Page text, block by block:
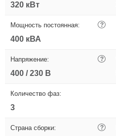
320 кВт
Мощность постоянная: ?
400 кВА
Напряжение: ?
400 / 230 В
Количество фаз:
3
Страна сборки: ?